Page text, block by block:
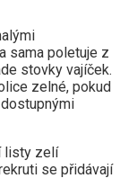
sama poletuje z
stovky vajíček.
zelné, pokud
listy zelí
se přidávají